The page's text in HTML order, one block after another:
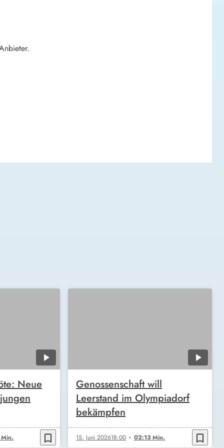
Neue
bookmark_border
Genossenschaft will
Leerstand im Olympiadorf
bekämpfen
15. Juni 202618:00 02:13 Min. bookmark_border